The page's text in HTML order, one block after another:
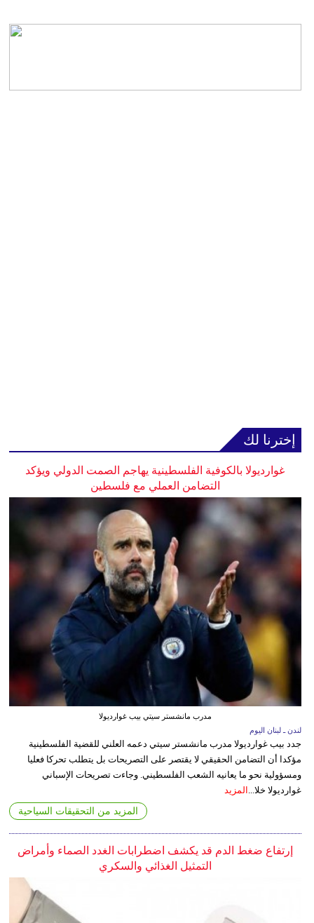
إخترنا لك
غوارديولا بالكوفية الفلسطينية يهاجم الصمت الدولي ويؤكد
التضامن العملي مع فلسطين
مدرب مانشستر سيتي بيب غوارديولا
لندن ـ لبنان اليوم
جدد بيب غوارديولا مدرب مانشستر سيتي دعمه العلني للقضية الفلسطينية
مؤكدا أن التضامن الحقيقي لا يقتصر على التصريحات بل يتطلب تحركا فعليا
ومسؤولية نحو ما يعانيه الشعب الفلسطيني. وجاءت تصريحات الإسباني
غوارديولا خلا... المزيد
المزيد من التحقيقات السياحية
إرتفاع ضغط الدم قد يكشف اضطرابات الغدد الصماء وأمراض
التمثيل الغذائي والسكري